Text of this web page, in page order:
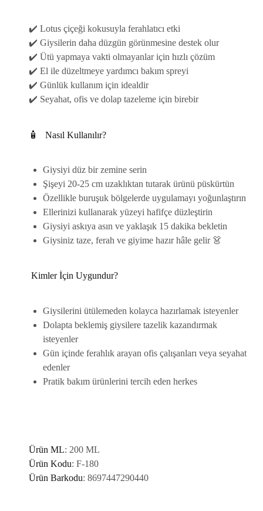
✔️ Lotus çiçeği kokusuyla ferahlatıcı etki
✔️ Giysilerin daha düzgün görünmesine destek olur
✔️ Ütü yapmaya vakti olmayanlar için hızlı çözüm
✔️ El ile düzeltmeye yardımcı bakım spreyi
✔️ Günlük kullanım için idealdir
✔️ Seyahat, ofis ve dolap tazeleme için birebir
🧴 Nasıl Kullanılır?
Giysiyi düz bir zemine serin
Şişeyi 20-25 cm uzaklıktan tutarak ürünü püskürtün
Özellikle buruşuk bölgelerde uygulamayı yoğunlaştırın
Ellerinizi kullanarak yüzeyi hafifçe düzleştirin
Giysiyi askıya asın ve yaklaşık 15 dakika bekletin
Giysiniz taze, ferah ve giyime hazır hâle gelir 👗
Kimler İçin Uygundur?
Giysilerini ütülemeden kolayca hazırlamak isteyenler
Dolapta beklemiş giysilere tazelik kazandırmak
isteyenler
Gün içinde ferahlık arayan ofis çalışanları veya seyahat
edenler
Pratik bakım ürünlerini tercih eden herkes
Ürün ML: 200 ML
Ürün Kodu: F-180
Ürün Barkodu: 8697447290440